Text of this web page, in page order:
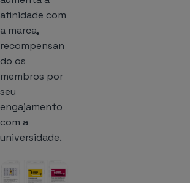
afinidade com
a marca,
recompensan
do os
membros por
seu
engajamento
com a
universidade.